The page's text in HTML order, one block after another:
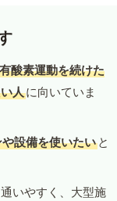
酸素運動を続けた
人に向いていま
設備を使いたい と
いやすく、大型施